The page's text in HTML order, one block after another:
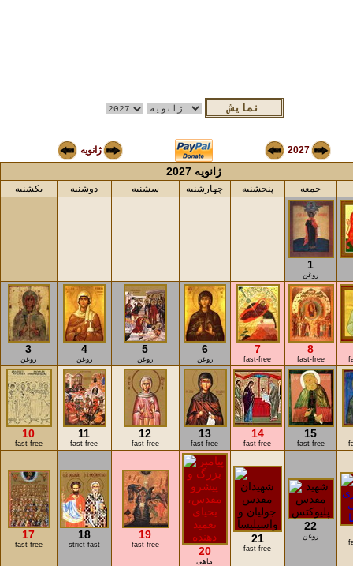
ژانویه 2027
ژانویه 2027
یکشنبه دوشنبه سشنبه چهارشنبه پنجشنبه جمعه
1
روغن
3
روغن
4
روغن
5
روغن
6
روغن
7
fast-free
8
fast-free
10
fast-free
11
fast-free
12
fast-free
13
fast-free
14
fast-free
15
fast-free
17
fast-free
18
strict fast
19
fast-free 20
ماهی
21
fast-free
22
روغن